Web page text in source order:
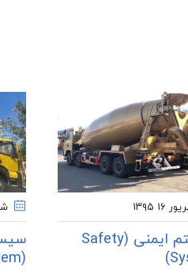
(Hydraulic System)
۱۶
سیستم ایمنی (Safety